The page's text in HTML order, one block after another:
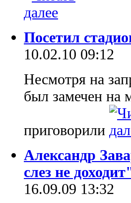
Посетил
10.02.10 09:12
Несмотря на
был замечен на
приговорили
Александр
слез не
16.09.09 13:32